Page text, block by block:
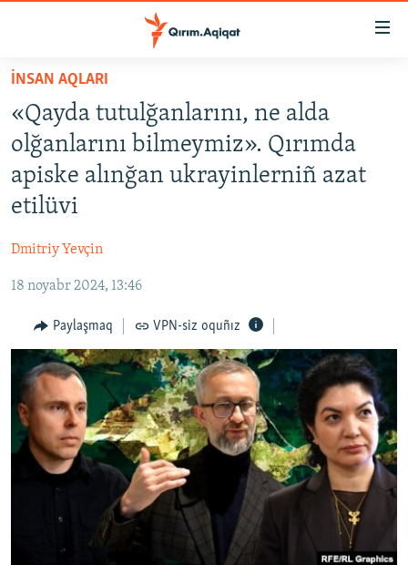
Esas
qaytmaq
Baş
navigatsiyağa
qaytmaq
Qıdıruvğa
HABERLER
SİYASET
İQTİSADİYAT
CEMİYET
İNSAN AQLARI
VİDEO
SÜRET
BLOGLAR
FİKİR
Русский
Українською
QOŞULIÑIZ!
İNSAN AQLARI
«Qayda tutulğanlarını, ne alda
olğanlarını bilmeymiz». Qırımda
apiske alınğan ukrayinlerniñ azat
etilüvi
Dmitriy Yevçin
18 noyabr 2024, 13:46
Paylaşmaq VPN-siz oquñız